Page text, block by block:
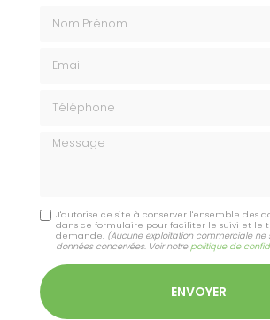
Message
J'autorise ce site à conserver l'ensemble des
dans ce formulaire pour faciliter le suivi et le
demande. (Aucune exploitation commerciale ne
données concervées. Voir notre politique de